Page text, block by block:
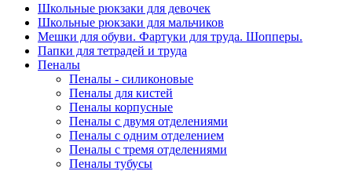
Школьные рюкзаки для девочек
Школьные рюкзаки для мальчиков
Мешки для обуви. Фартуки для труда. Шопперы.
Папки для тетрадей и труда
Пеналы
Пеналы - силиконовые
Пеналы для кистей
Пеналы корпусные
Пеналы с двумя отделениями
Пеналы с одним отделением
Пеналы с тремя отделениями
Пеналы тубусы